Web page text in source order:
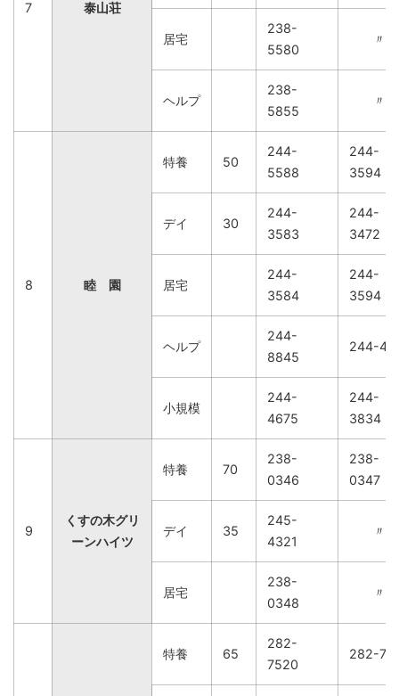
7 泰山荘
居宅
238-
5580
〃
ヘルプ
238-
5855
〃
8 睦 園
特養 50
244-
5588
244-
3594
デイ 30
244-
3583
244-
3472
居宅
244-
3584
244-
3594
ヘルプ
244-
8845
244-
小規模
244-
4675
244-
3834
9
くすの木グリ
ーンハイツ
特養 70
238-
0346
238-
0347
デイ 35
245-
4321
〃
居宅
238-
0348
〃
特養 65
282-
7520
282-